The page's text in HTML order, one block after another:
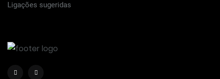
Ligações sugeridas